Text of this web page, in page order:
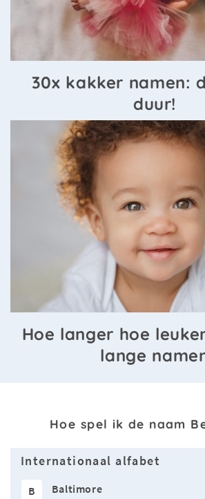
30x kakker namen:
duur!
Hoe langer hoe
lange
Hoe spel ik de naam
Internationaal alfabet
B Baltimore